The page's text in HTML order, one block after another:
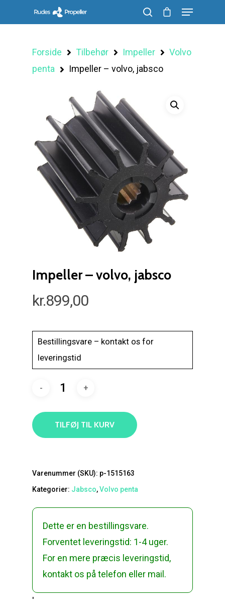
Forside Tilbehør Impeller
Volvo
penta
Impeller – volvo, jabsco
Impeller – volvo, jabsco
kr.899,00
Bestillingsvare – kontakt os for
leveringstid
TILFØJ TIL KURV
Varenummer (SKU): p-1515163
Kategorier: Jabsco,Volvo penta
Dette er en bestillingsvare.
Forventet leveringstid: 1-4 uger.
For en mere præcis leveringstid,
kontakt os på telefon eller mail.
'